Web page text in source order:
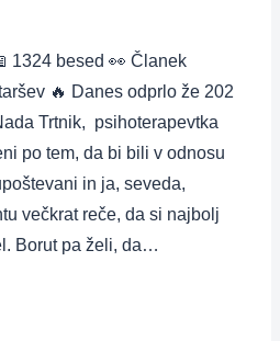
1324 besed 👀 Članek
🔥 Danes odprlo že 202
Trtnik, psihoterapevtka
po tem, da bi bili v odnosu
in ja, seveda,
večkrat reče, da si najbolj
Borut pa želi, da…